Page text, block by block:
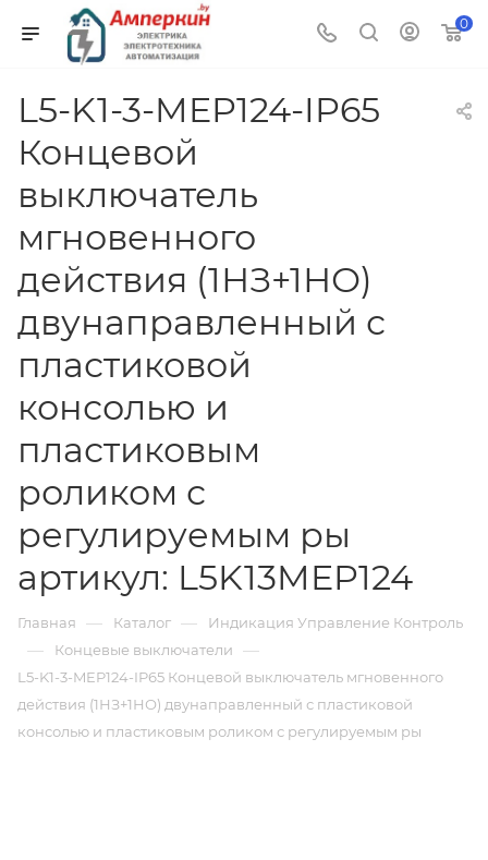
0
L5-K1-3-MEP124-IP65
Концевой
выключатель
мгновенного
действия (1НЗ+1НО)
двунаправленный с
пластиковой
консолью и
пластиковым
роликом с
регулируемым ры
артикул: L5K13MEP124
Главная — Каталог — Индикация Управление Контроль
— Концевые выключатели —
L5-K1-3-MEP124-IP65 Концевой выключатель мгновенного
действия (1НЗ+1НО) двунаправленный с пластиковой
консолью и пластиковым роликом с регулируемым ры